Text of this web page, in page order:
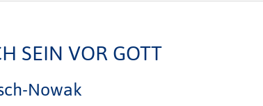
SEIN VOR GOTT
Nowak